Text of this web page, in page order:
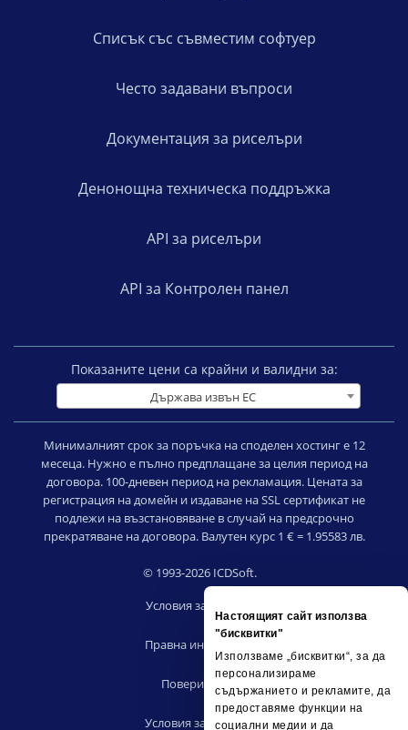
Настоящият сайт използва
"бисквитки"
Използваме „бисквитки“, за да
персонализираме
съдържанието и рекламите, да
предоставяме функции на
социални медии и да
Списък със съвместим софтуер
Често задавани въпроси
Документация за риселъри
Денонощна техническа поддръжка
API за риселъри
API за Контролен панел
Показаните цени са крайни и валидни за:
Държава извън ЕС
Минималният срок за поръчка на споделен хостинг е 12
месеца. Нужно е пълно предплащане за целия период на
договора. 100-дневен период на рекламация. Цената за
регистрация на домейн и издаване на SSL сертификат не
подлежи на възстановяване в случай на предсрочно
прекратяване на договора. Валутен курс 1 € = 1.95583 лв.
© 1993-2026 ICDSoft.
Условия за ползване
Правна информация
Поверителност
Условия за риселъри